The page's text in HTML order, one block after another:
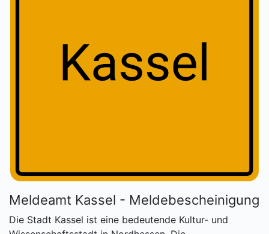
Meldeamt Kassel - Meldebescheinigung
Die Stadt Kassel ist eine bedeutende Kultur- und